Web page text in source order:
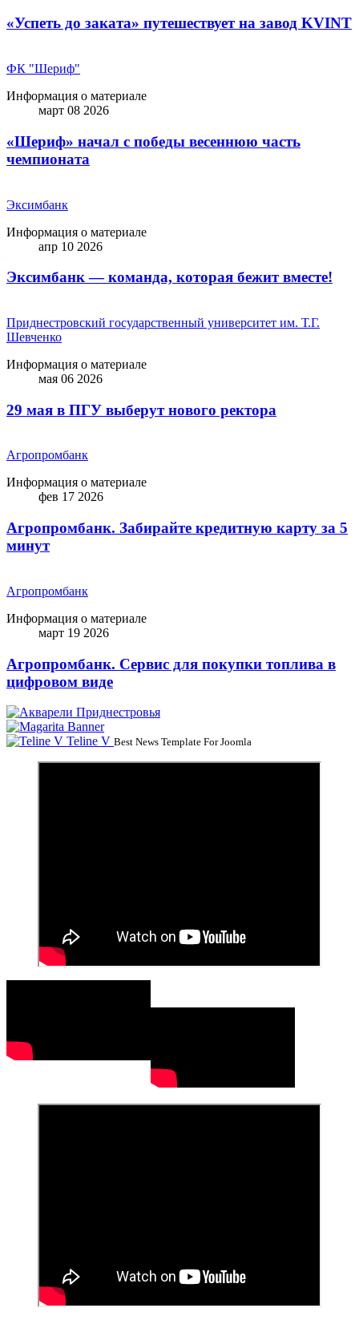
«Успеть до заката» путешествует на завод KVINT
ФК "Шериф"
Информация о материале
март 08 2026
«Шериф» начал с победы весеннюю часть
чемпионата
Эксимбанк
Информация о материале
апр 10 2026
Эксимбанк — команда, которая бежит вместе!
Приднестровский государственный университет им. Т.Г.
Шевченко
Информация о материале
мая 06 2026
29 мая в ПГУ выберут нового ректора
Агропромбанк
Информация о материале
фев 17 2026
Агропромбанк. Забирайте кредитную карту за 5
минут
Агропромбанк
Информация о материале
март 19 2026
Агропромбанк. Сервис для покупки топлива в
цифровом виде
Teline V Best News Template For Joomla